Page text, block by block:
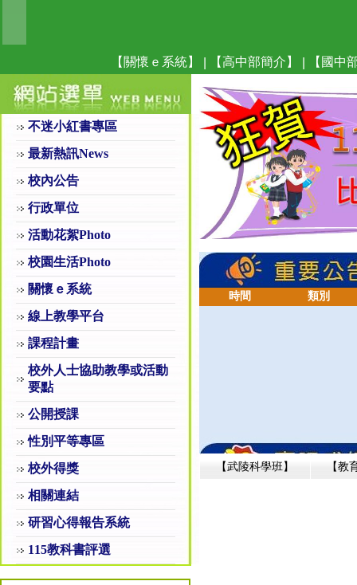
【關懷ｅ系統】 【高中部簡介】 【國中
不迷小紅書專區
最新熱訊News
校內公告
行政單位
活動花絮Photo
校園生活Photo
關懷ｅ系統
線上教學平台
課程計畫
校外人士協助教學或活動
要點
公開授課
性別平等專區
校外得獎
相關連結
研習心得報告系統
115教科書評選
時間 類別
【武陵科學班】 【教